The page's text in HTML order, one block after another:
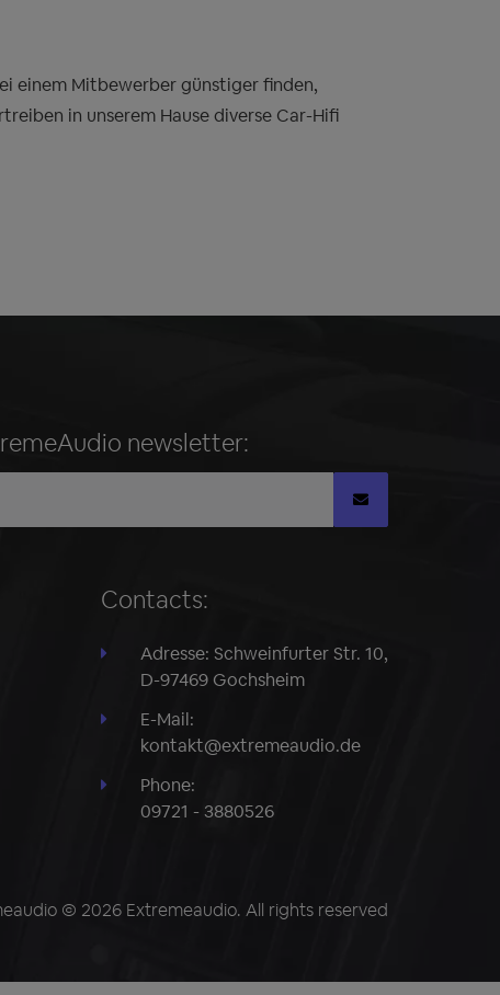
einem Mitbewerber günstiger finden,
in unserem Hause diverse Car-Hifi
newsletter:
Contacts:
Adresse: Schweinfurter Str. 10,
D-97469 Gochsheim
E-Mail:
kontakt@extremeaudio.de
Phone:
09721 - 3880526
© 2026 Extremeaudio. All rights reserved